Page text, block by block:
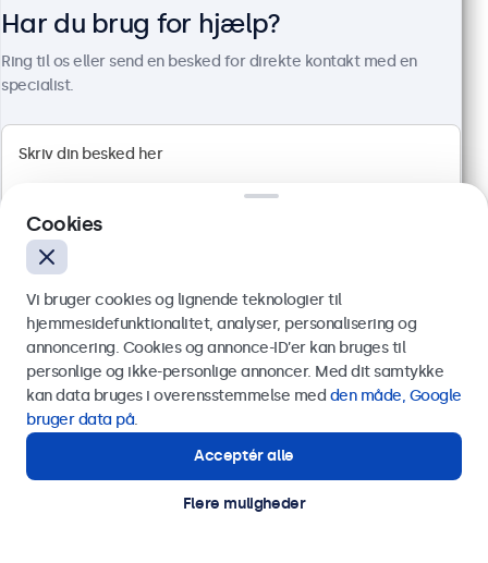
Ydermål: 560 x 337 x 41 mm
3.849,00 kr.
4.811,25 kr. inkl. moms
27 Tommer Skærm Metal
Har du brug for hjælp?
Ring til os eller send en besked for direkte kontakt med en
specialist.
Send
Eller ring til os på
Kontakt vores specialister.
Cookies
Vi bruger cookies og lignende teknologier til
hjemmesidefunktionalitet, analyser, personalisering og
annoncering. Cookies og annonce-ID’er kan bruges til
personlige og ikke-personlige annoncer. Med dit samtykke
kan data bruges i overensstemmelse med den måde, Google
bruger data på.
Acceptér alle
Flere muligheder